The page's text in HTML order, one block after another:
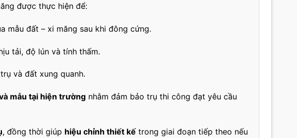
được thực hiện để:
mẫu đất – xi măng sau khi đông cứng.
tải, độ lún và tính thấm.
và đất xung quanh.
mẫu tại hiện trườngnhằm đảm bảo trụ thi công đạt yêu cầu
, đồng thời giúp hiệu chỉnh thiết kế trong giai đoạn tiếp theo nếu